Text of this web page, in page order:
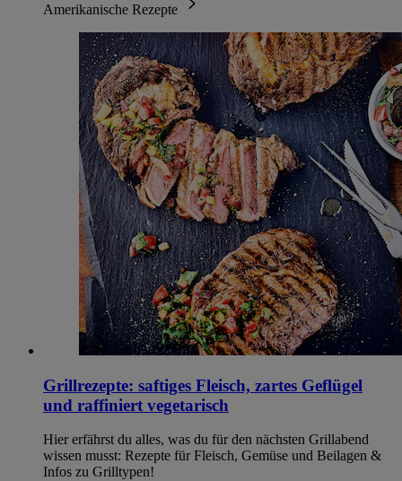
Amerikanische Rezepte
Grillrezepte: saftiges Fleisch, zartes Geflügel
und raffiniert vegetarisch
Hier erfährst du alles, was du für den nächsten Grillabend
wissen musst: Rezepte für Fleisch, Gemüse und Beilagen &
Infos zu Grilltypen!